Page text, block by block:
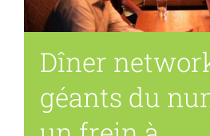
Dîner
géants du